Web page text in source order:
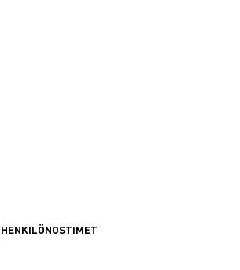
HENKILÖNOSTIMET